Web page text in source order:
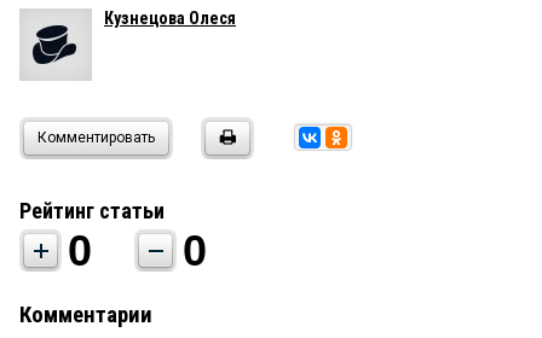
Кузнецова Олеся
Комментировать
Рейтинг статьи
0 0
Комментарии